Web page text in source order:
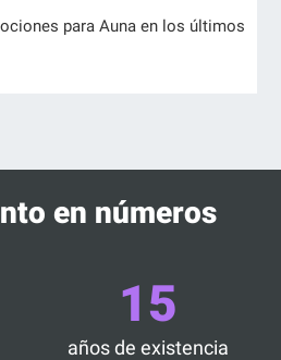
para Auna en los últimos
en números
15
años de existencia